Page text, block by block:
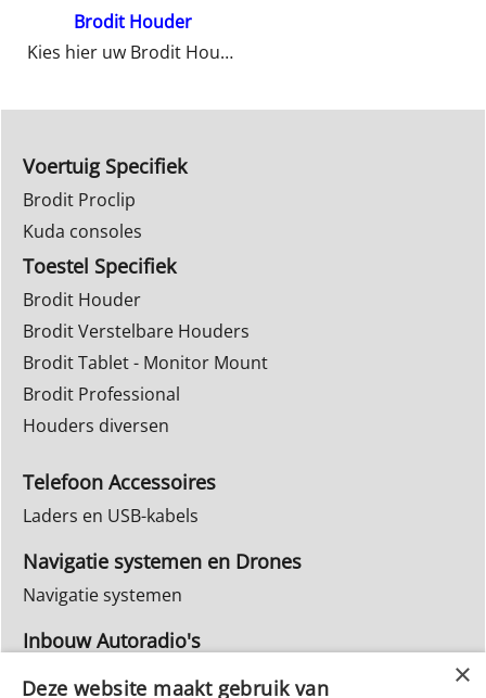
Brodit Houder
Kies hier uw Brodit Houder
Voertuig Specifiek
Brodit Proclip
Kuda consoles
Toestel Specifiek
Brodit Houder
Brodit Verstelbare Houders
Brodit Tablet - Monitor Mount
Brodit Professional
Houders diversen
Telefoon Accessoires
Laders en USB-kabels
Navigatie systemen en Drones
Navigatie systemen
Inbouw Autoradio's
Info Webwinkel
Deze website maakt gebruik van